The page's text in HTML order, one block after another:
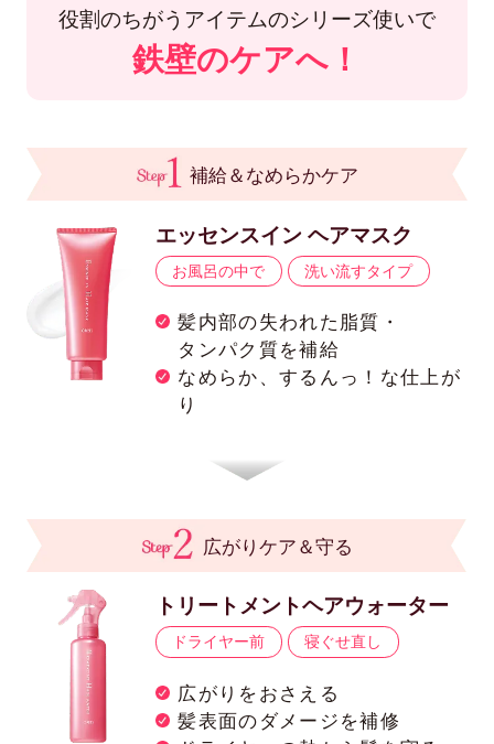
役割のちがうアイテムのシリーズ使いで
鉄壁のケアへ！
補給＆なめらかケア
エッセンスイン ヘアマスク
お風呂の中で 洗い流すタイプ
髪内部の失われた脂質・
タンパク質を補給
なめらか、するんっ！な仕上が
り
広がりケア＆守る
トリートメントヘアウォーター
ドライヤー前 寝ぐせ直し
広がりをおさえる
髪表面のダメージを補修